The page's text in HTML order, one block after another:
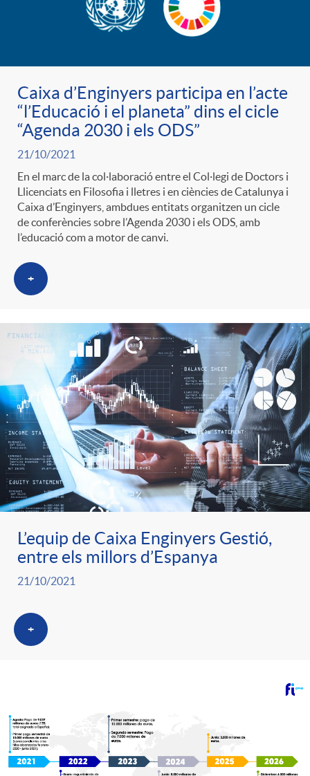
Caixa d’Enginyers participa en l’acte
“l’Educació i el planeta” dins el cicle
“Agenda 2030 i els ODS”
21/10/2021
En el marc de la col·laboració entre el Col·legi de Doctors i
Llicenciats en Filosofia i lletres i en ciències de Catalunya i
Caixa d’Enginyers, ambdues entitats organitzen un cicle
de conferències sobre l’Agenda 2030 i els ODS, amb
l’educació com a motor de canvi.
+
L’equip de Caixa Enginyers Gestió,
entre els millors d’Espanya
21/10/2021
+